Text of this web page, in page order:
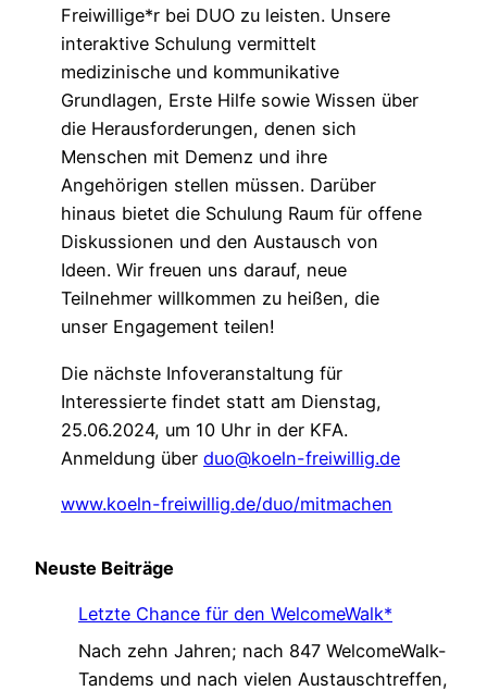
Freiwillige*r bei DUO zu leisten. Unsere
interaktive Schulung vermittelt
medizinische und kommunikative
Grundlagen, Erste Hilfe sowie Wissen über
die Herausforderungen, denen sich
Menschen mit Demenz und ihre
Angehörigen stellen müssen. Darüber
hinaus bietet die Schulung Raum für offene
Diskussionen und den Austausch von
Ideen. Wir freuen uns darauf, neue
Teilnehmer willkommen zu heißen, die
unser Engagement teilen!
Die nächste Infoveranstaltung für
Interessierte findet statt am Dienstag,
25.06.2024, um 10 Uhr in der KFA.
Anmeldung über duo@koeln-freiwillig.de
www.koeln-freiwillig.de/duo/mitmachen
Neuste Beiträge
Letzte Chance für den WelcomeWalk*
Nach zehn Jahren; nach 847 WelcomeWalk-
Tandems und nach vielen Austauschtreffen,